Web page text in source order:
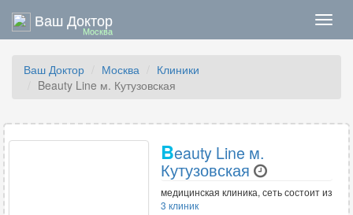
Ваш Доктор
Москва
Ваш Доктор Москва
Клиники
Beauty Line м. Кутузовская
Beauty Line м.
Кутузовская
медицинская клиника, сеть состоит из
3 клиник